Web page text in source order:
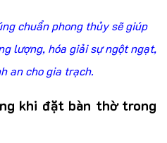
chuẩn phong thủy sẽ giúp
lượng, hóa giải sự ngột ngạt,
an cho gia trạch.
khi đặt bàn thờ trong